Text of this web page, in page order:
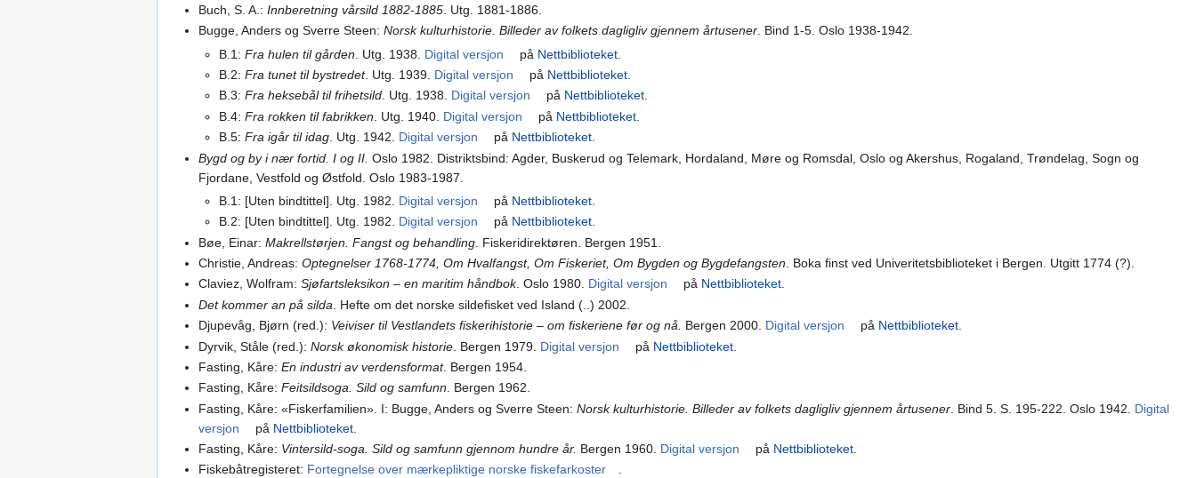
Buch, S. A.:Innberetning vårsild 1882-1885 . Utg. 1881-1886.
Bugge, Anders og Sverre Steen:Norsk kulturhistorie. Billeder av folkets dagligliv gjennem årtusener. Bind 1-5. Oslo 1938-1942.
B.1: Fra hulen til gården . Utg. 1938. Digital versjon på Nettbiblioteket.
B.2: Fra tunet til bystredet. Utg. 1939. Digital versjon på Nettbiblioteket.
B.3: Fra heksebål til frihetsild. Utg. 1938. Digital versjon på Nettbiblioteket.
B.4: Fra rokken til fabrikken . Utg. 1940. Digital versjon på Nettbiblioteket.
B.5: Fra igår til idag. Utg. 1942. Digital versjon på Nettbiblioteket.
Bygd og by i nær fortid. I og II. Oslo 1982. Distriktsbind: Agder, Buskerud og Telemark, Hordaland, Møre og Romsdal, Oslo og Akershus, Rogaland, Trøndelag, Sogn og
Fjordane, Vestfold og Østfold. Oslo 1983-1987.
B.1: [Uten bindtittel]. Utg. 1982. Digital versjon på Nettbiblioteket.
B.2: [Uten bindtittel]. Utg. 1982. Digital versjon på Nettbiblioteket.
Bøe, Einar:Makrellstørjen. Fangst og behandling . Fiskeridirektøren. Bergen 1951.
Christie, Andreas:Optegnelser 1768-1774, Om Hvalfangst, Om Fiskeriet, Om Bygden og Bygdefangsten . Boka finst ved Univeritetsbiblioteket i Bergen. Utgitt 1774 (?).
Claviez, Wolfram:Sjøfartsleksikon – en maritim håndbok. Oslo 1980. Digital versjon på Nettbiblioteket.
Det kommer an på silda . Hefte om det norske sildefisket ved Island (..) 2002.
Djupevåg, Bjørn (red.): Veiviser til Vestlandets fiskerihistorie – om fiskeriene før og nå. Bergen 2000. Digital versjon på Nettbiblioteket
Dyrvik, Ståle (red.):Norsk økonomisk historie . Bergen 1979. Digital versjon på Nettbiblioteket
Fasting, Kåre:En industri av verdensformat. Bergen 1954.
Fasting, Kåre:Feitsildsoga. Sild og samfunn. Bergen 1962.
Fasting, Kåre: «Fiskerfamilien». I: Bugge, Anders og Sverre Steen:Norsk kulturhistorie. Billeder av folkets dagligliv gjennem årtusener . Bind 5. S. 195-222. Oslo 1942. Digital
versjon
på Nettbiblioteket
Fasting, Kåre: Vintersild-soga. Sild og samfunn gjennom hundre år. Bergen 1960. Digital versjon på Nettbiblioteket
Fiskebåtregisteret: Fortegnelse over mærkepliktige norske fiskefarkoster
.